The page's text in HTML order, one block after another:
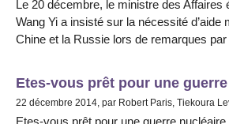
Le 20 décembre, le ministre des Affaires
Wang Yi a insisté sur la nécessité d’aide
Chine et la Russie lors de remarques
Etes-vous prêt pour une
22 décembre 2014, par Robert Paris, Tiekoura
Etes-vous prêt pour une guerre